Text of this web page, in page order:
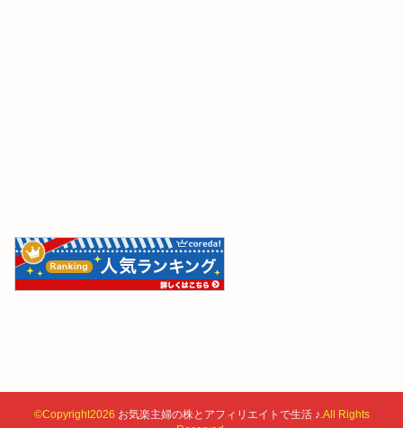
©Copyright2026 お気楽主婦の株とアフィリエイトで生活 ♪ .All Rights